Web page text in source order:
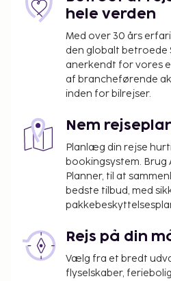
hele verden
Med over 30 års
den globalt betroede
anerkendt for vores
af brancheførende
inden for bilrejser.
Nem
Planlæg din rejse
bookingsystem. Brug
Planner, til at
bedste tilbud, med
Rejs på din
Vælg fra et bredt
flyselskaber,